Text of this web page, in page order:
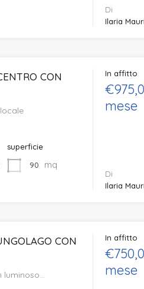
Di
Ilaria Mauri
CON
superficie
90
mq
In affitto
mese
Di
Ilaria Mauri
CON
luminoso…
In affitto
mese